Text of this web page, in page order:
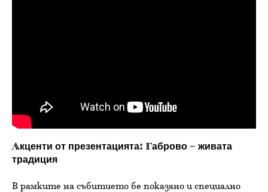
Акценти от презентацията: Габрово – живата
традиция
В рамките на събитието бе показано и специално